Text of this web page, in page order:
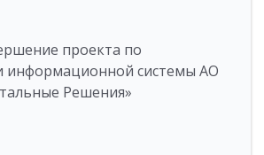
проекта по
информационной системы АО
Решения»